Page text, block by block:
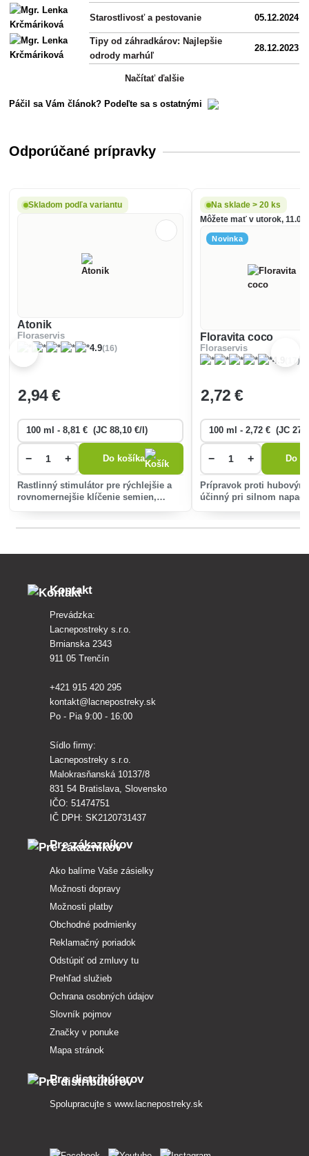
Starostlivosť a pestovanie 05.12.2024
Tipy od záhradkárov: Najlepšie
odrody marhúľ
28.12.2023
Načítať ďalšie
Páčil sa Vám článok? Podeľte sa s ostatnými
Odporúčané prípravky
Skladom podľa variantu
Atonik
Floraservis
4.9(16)
2,94 €
− + Do košíka
Rastlinný stimulátor pre rýchlejšie a
rovnomernejšie klíčenie semien,
Na sklade > 20 ks
Môžete mať v utorok, 11.08.
Novinka
Floravita coco
Floraservis
4.9
(17)
2,72 €
− + Do
Prípravok proti
účinný pri silnom
Kontakt
Prevádzka:
Lacnepostreky s.r.o.
Brnianska 2343
911 05 Trenčín
+421 915 420 295
kontakt@lacnepostreky.sk
Po - Pia 9:00 - 16:00
Sídlo firmy:
Lacnepostreky s.r.o.
Malokrasňanská 10137/8
831 54 Bratislava, Slovensko
IČO: 51474751
IČ DPH: SK2120731437
Pre zákazníkov
Ako balíme Vaše zásielky
Možnosti dopravy
Možnosti platby
Obchodné podmienky
Reklamačný poriadok
Odstúpiť od zmluvy tu
Prehľad služieb
Ochrana osobných údajov
Slovník pojmov
Značky v ponuke
Mapa stránok
Pre distribútorov
Spolupracujte s www.lacnepostreky.sk